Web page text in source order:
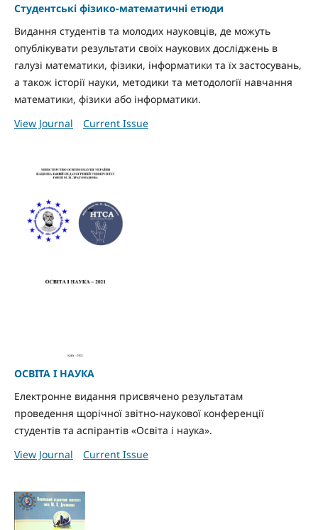
Студентські фізико-математичні етюди
Видання студентів та молодих науковців, де можуть
опублікувати результати своїх наукових досліджень в
галузі математики, фізики, інформатики та їх застосувань,
а також історії науки, методики та методології навчання
математики, фізики або інформатики.
View Journal
Current Issue
ОСВІТА І НАУКА
Електронне видання присвячено результатам
проведення щорічної звітно-наукової конференції
студентів та аспірантів «Освіта і наука».
View Journal
Current Issue